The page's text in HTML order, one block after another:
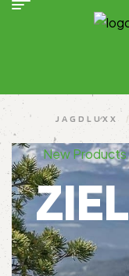
JAGDLUXX /
New Products